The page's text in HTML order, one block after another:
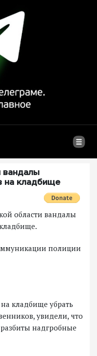
вандалы
на кладбище
области вандалы
полиции
кладбище убрать
увидели, что
надгробные